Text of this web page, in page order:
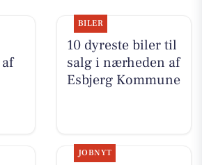
BILER
10 dyreste biler til
salg i nærheden af
Esbjerg Kommune
JOBNYT